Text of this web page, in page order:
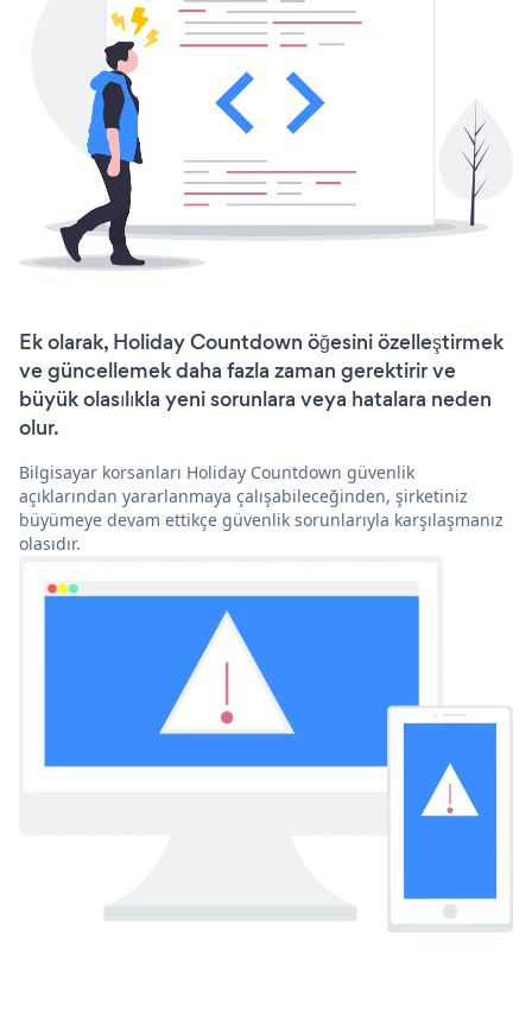
Ek olarak, Holiday Countdown öğesini özelleştirmek
ve güncellemek daha fazla zaman gerektirir ve
büyük olasılıkla yeni sorunlara veya hatalara neden
olur.
Bilgisayar korsanları Holiday Countdown güvenlik
açıklarından yararlanmaya çalışabileceğinden, şirketiniz
büyümeye devam ettikçe güvenlik sorunlarıyla karşılaşmanız
olasıdır.